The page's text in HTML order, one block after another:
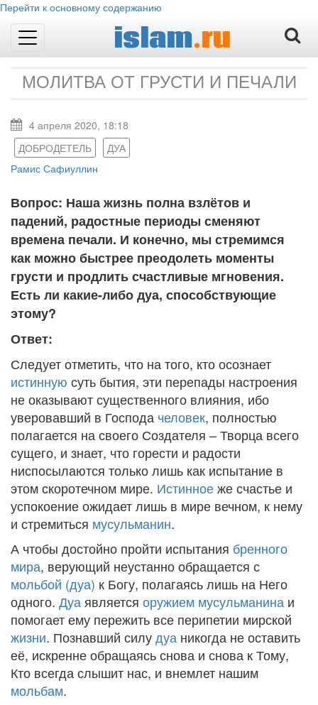
Перейти к основному содержанию
Toggle
islam.ru
МОЛИТВА ОТ ГРУСТИ И ПЕЧАЛИ
4 апреля 2020, 18:18
ДОБРОДЕТЕЛЬ
ДУА
Рамис Сафиуллин
Вопрос: Наша жизнь полна взлётов и
падений, радостные периоды сменяют
времена печали. И конечно, мы стремимся
как можно быстрее преодолеть моменты
грусти и продлить счастливые мгновения.
Есть ли какие-либо дуа, способствующие
этому?
Ответ:
Следует отметить, что на того, кто осознает
истинную суть бытия, эти перепады настроения
не оказывают существенного влияния, ибо
уверовавший в Господа человек, полностью
полагается на своего Создателя – Творца всего
сущего, и знает, что горести и радости
ниспосылаются только лишь как испытание в
этом скоротечном мире. Истинноеже счастье и
успокоение ожидает лишь в мире вечном, к нему
и стремиться мусульманин.
А чтобы достойно пройти испытания бренного
мира, верующий неустанно обращается с
мольбой (дуа) к Богу, полагаясь лишь на Него
одного. Дуа является оружием мусульманина и
помогает ему пережить все перипетии мирской
жизни. Познавший силудуа никогда не оставить
её, искренне обращаясь снова и снова к Тому,
Кто всегда слышит нас, и внемлет нашим
мольбам.